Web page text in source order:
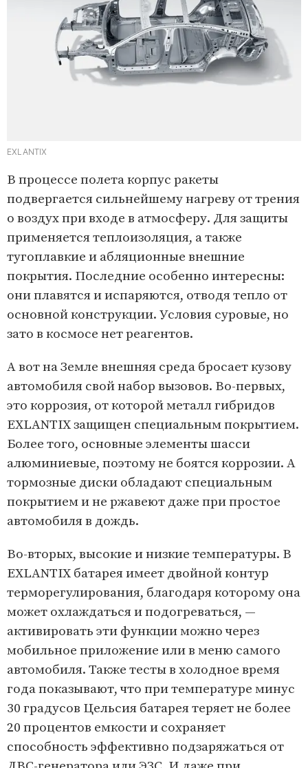
EXLANTIX
В процессе полета корпус ракеты
подвергается сильнейшему нагреву от трения
о воздух при входе в атмосферу. Для защиты
применяется теплоизоляция, а также
тугоплавкие и абляционные внешние
покрытия. Последние особенно интересны:
они плавятся и испаряются, отводя тепло от
основной конструкции. Условия суровые, но
зато в космосе нет реагентов.
А вот на Земле внешняя среда бросает кузову
автомобиля свой набор вызовов. Во-первых,
это коррозия, от которой металл гибридов
EXLANTIX защищен специальным покрытием.
Более того, основные элементы шасси
алюминиевые, поэтому не боятся коррозии. А
тормозные диски обладают специальным
покрытием и не ржавеют даже при простое
автомобиля в дождь.
Во-вторых, высокие и низкие температуры. В
EXLANTIX батарея имеет двойной контур
терморегулирования, благодаря которому она
может охлаждаться и подогреваться, —
активировать эти функции можно через
мобильное приложение или в меню самого
автомобиля. Также тесты в холодное время
года показывают, что при температуре минус
30 градусов Цельсия батарея теряет не более
20 процентов емкости и сохраняет
способность эффективно подзаряжаться от